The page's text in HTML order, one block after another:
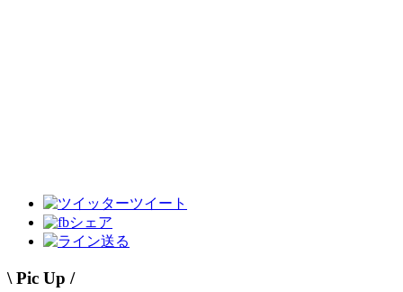
ツイート
シェア
送る
\ Pic Up /